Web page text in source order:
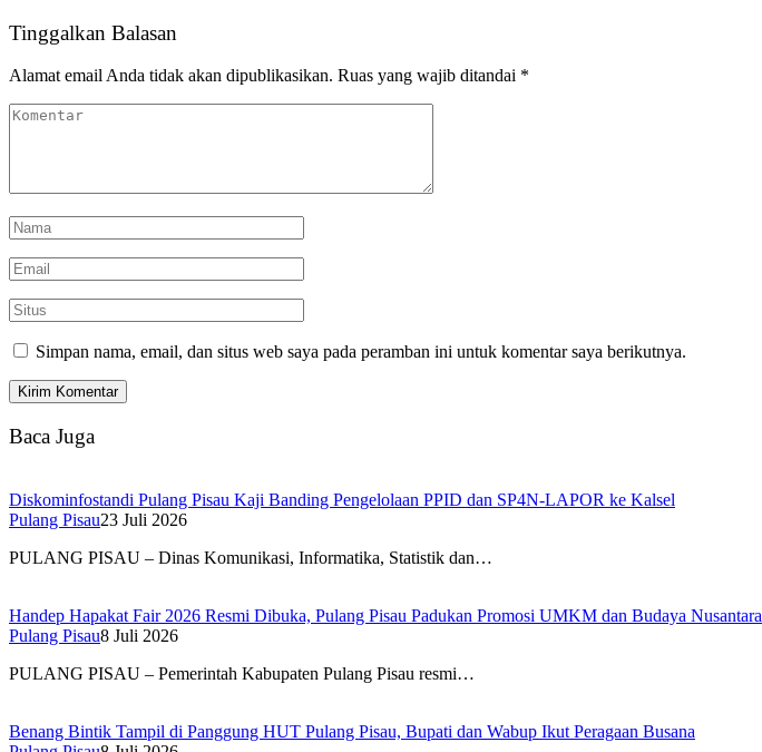
Tinggalkan Balasan
Alamat email Anda tidak akan dipublikasikan. Ruas yang wajib ditandai *
Simpan nama, email, dan situs web saya pada peramban ini untuk komentar saya berikutnya.
Baca Juga
Diskominfostandi Pulang Pisau Kaji Banding Pengelolaan PPID dan SP4N-LAPOR ke Kalsel
Pulang Pisau23 Juli 2026
PULANG PISAU – Dinas Komunikasi, Informatika, Statistik dan…
Handep Hapakat Fair 2026 Resmi Dibuka, Pulang Pisau Padukan Promosi UMKM dan Budaya Nusantara
Pulang Pisau8 Juli 2026
PULANG PISAU – Pemerintah Kabupaten Pulang Pisau resmi…
Benang Bintik Tampil di Panggung HUT Pulang Pisau, Bupati dan Wabup Ikut Peragaan Busana